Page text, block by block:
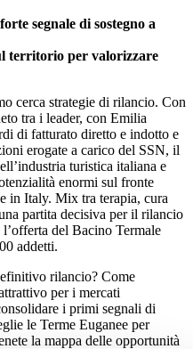
segnale di sostegno a
territorio per valorizzare
cerca strategie di rilancio. Con
tra i leader, con Emilia
di fatturato diretto e indotto e
erogate a carico del SSN, il
turistica italiana e
enormi sul fronte
in Italy. Mix tra terapia, cura
partita decisiva per il rilancio
del Bacino Termale
addetti.
rilancio? Come
per i mercati
i primi segnali di
le Terme Euganee per
la mappa delle opportunità